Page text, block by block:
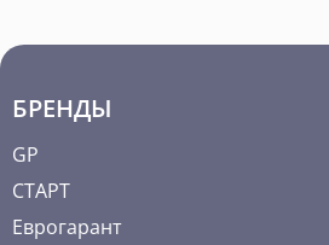
БРЕНДЫ
GP
СТАРТ
Еврогарант